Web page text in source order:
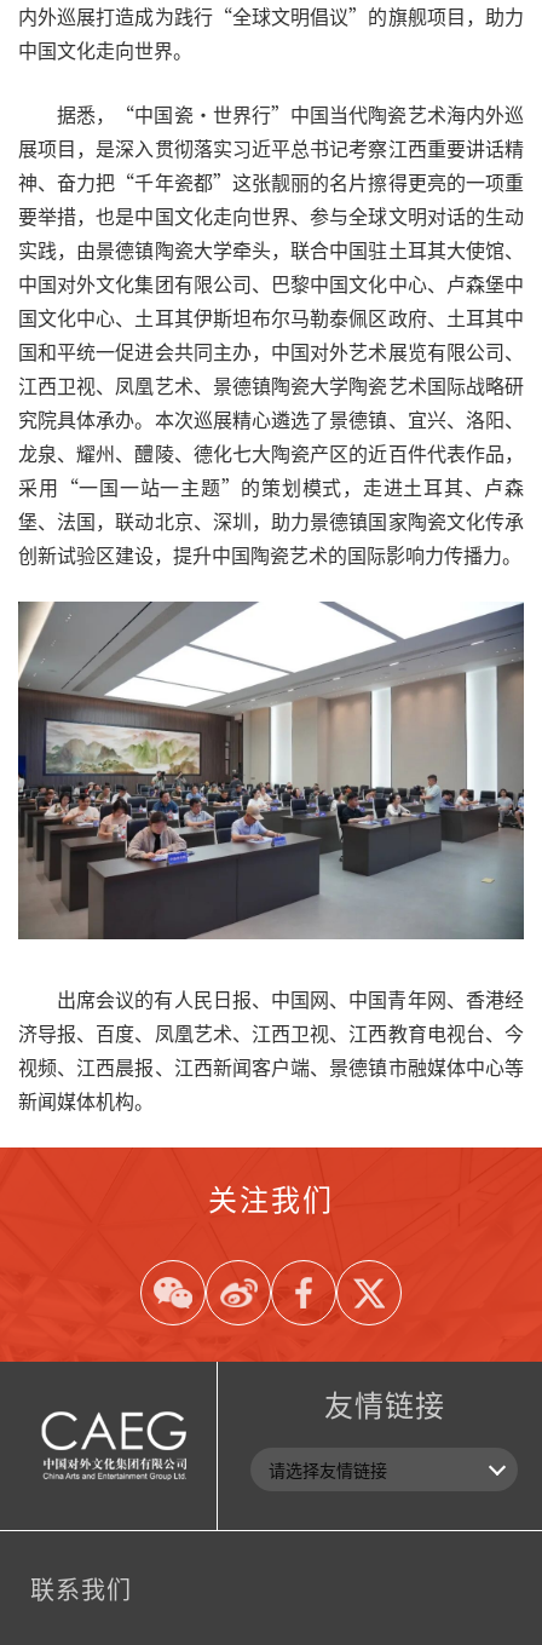
内外巡展打造成为践行“全球文明倡议”的旗舰项目，助力
中国文化走向世界。
据悉，“中国瓷·世界行”中国当代陶瓷艺术海内外巡
展项目，是深入贯彻落实习近平总书记考察江西重要讲话精
神、奋力把“千年瓷都”这张靓丽的名片擦得更亮的一项重
要举措，也是中国文化走向世界、参与全球文明对话的生动
实践，由景德镇陶瓷大学牵头，联合中国驻土耳其大使馆、
中国对外文化集团有限公司、巴黎中国文化中心、卢森堡中
国文化中心、土耳其伊斯坦布尔马勒泰佩区政府、土耳其中
国和平统一促进会共同主办，中国对外艺术展览有限公司、
江西卫视、凤凰艺术、景德镇陶瓷大学陶瓷艺术国际战略研
究院具体承办。本次巡展精心遴选了景德镇、宜兴、洛阳、
龙泉、耀州、醴陵、德化七大陶瓷产区的近百件代表作品，
采用“一国一站一主题”的策划模式，走进土耳其、卢森
堡、法国，联动北京、深圳，助力景德镇国家陶瓷文化传承
创新试验区建设，提升中国陶瓷艺术的国际影响力传播力。
出席会议的有人民日报、中国网、中国青年网、香港经
济导报、百度、凤凰艺术、江西卫视、江西教育电视台、今
视频、江西晨报、江西新闻客户端、景德镇市融媒体中心等
新闻媒体机构。
关注我们
友情链接
联系我们